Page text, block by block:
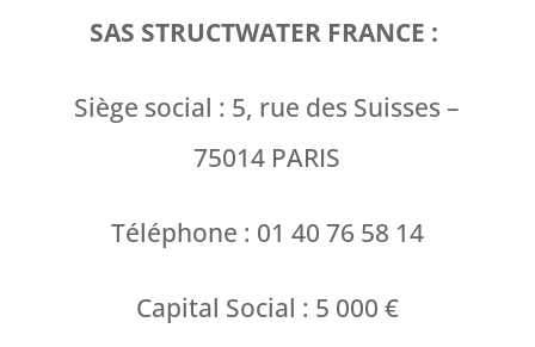
SAS STRUCTWATER FRANCE :
Siège social : 5, rue des Suisses –
75014 PARIS
Téléphone : 01 40 76 58 14
Capital Social : 5 000 €